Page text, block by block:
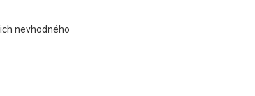
nevhodného